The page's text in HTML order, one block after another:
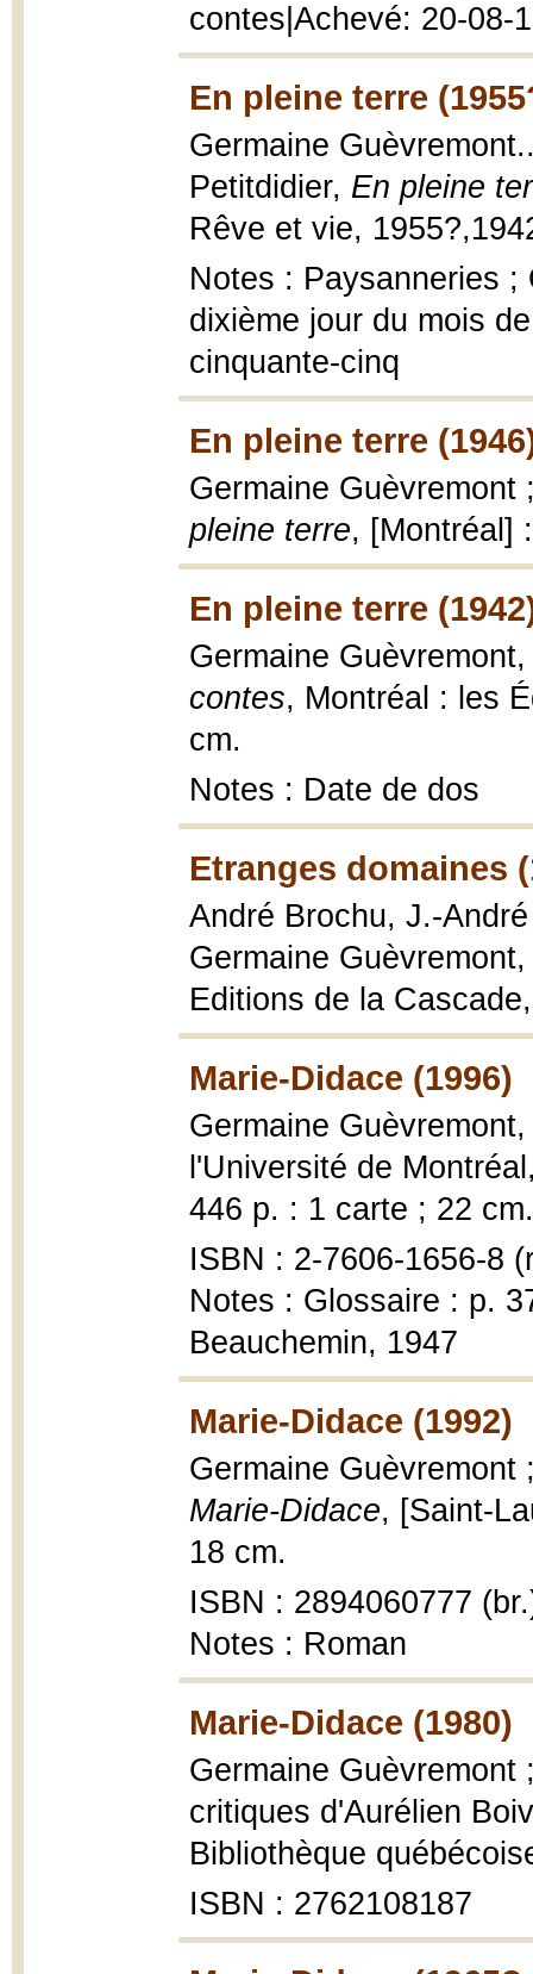
contes|Achevé: 20-08-
En pleine terre
Germaine
Petitdidier, En pleine
Rêve et vie,
Notes : Paysanneries ;
dixième jour du mois
cinquante-cinq
En pleine terre
Germaine
pleine terre, [Montréal]
En pleine terre
Germaine
contes, Montréal : les
cm.
Notes : Date de dos
Etranges domaines
André Brochu, J.-
Germaine
Editions de la
Marie-Didace (1996)
Germaine
l'Université de
446 p. : 1 carte ; 22 cm.
ISBN : 2-7606-1656-8
Notes : Glossaire : p.
Beauchemin, 1947
Marie-Didace (1992)
Germaine
Marie-Didace, [Saint-
18 cm.
ISBN : 2894060777
Notes : Roman
Marie-Didace (1980)
Germaine Guèvremont
critiques d'Aurélien
Bibliothèque
ISBN : 2762108187